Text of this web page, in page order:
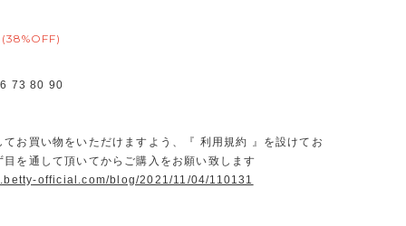
(38%OFF)
73 80 90
てお買い物をいただけますよう、『 利用規約 』を設けてお
目を通して頂いてからご購入をお願い致します
official.com/blog/2021/11/04/110131